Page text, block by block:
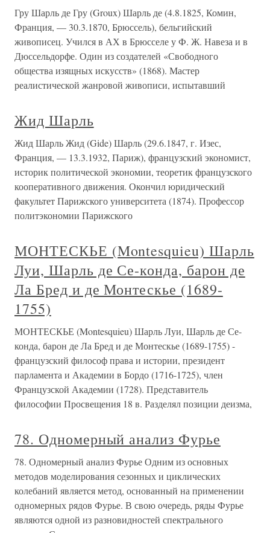
Гру Шарль де Гру (Groux) Шарль де (4.8.1825, Комин,
Франция, — 30.3.1870, Брюссель), бельгийский
живописец. Учился в АХ в Брюсселе у Ф. Ж. Навеза и в
Дюссельдорфе. Один из создателей «Свободного
общества изящных искусств» (1868). Мастер
реалистической жанровой живописи, испытавший
Жид Шарль
Жид Шарль Жид (Gide) Шарль (29.6.1847, г. Изес,
Франция, — 13.3.1932, Париж), французский экономист,
историк политической экономии, теоретик французского
кооперативного движения. Окончил юридический
факультет Парижского университета (1874). Профессор
политэкономии Парижского
МОНТЕСКЬЕ (Montesquieu) Шарль
Луи, Шарль де Се-конда, барон де
Ла Бред и де Монтескье (1689-
1755)
МОНТЕСКЬЕ (Montesquieu) Шарль Луи, Шарль де Се-
конда, барон де Ла Бред и де Монтескье (1689-1755) -
французский философ права и истории, президент
парламента и Академии в Бордо (1716-1725), член
Французской Академии (1728). Представитель
философии Просвещения 18 в. Разделял позиции деизма,
78. Одномерный анализ Фурье
78. Одномерный анализ Фурье Одним из основных
методов моделирования сезонных и циклических
колебаний является метод, основанный на применении
одномерных рядов Фурье. В свою очередь, ряды Фурье
являются одной из разновидностей спектрального